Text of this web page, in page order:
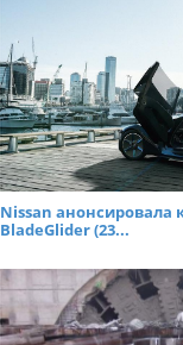
Nissan анонсировала
BladeGlider (23...